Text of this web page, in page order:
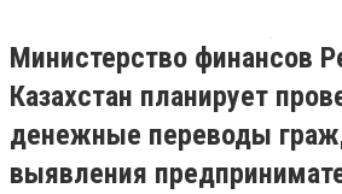
Министерство финансов
Казахстан планирует
денежные переводы
выявления